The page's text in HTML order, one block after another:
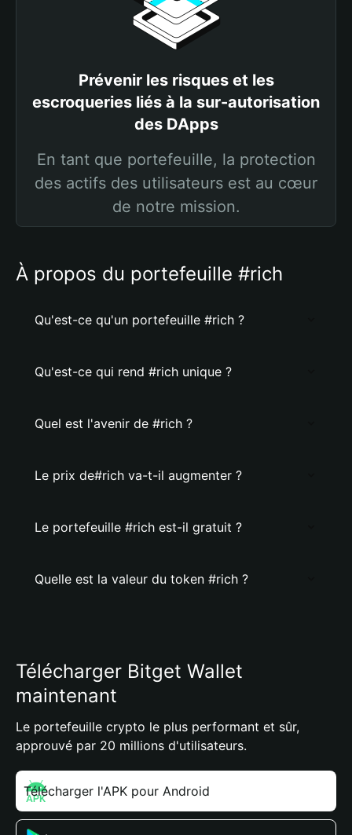
Prévenir les risques et les
escroqueries liés à la sur-autorisation
des DApps
En tant que portefeuille, la protection
des actifs des utilisateurs est au cœur
de notre mission.
À propos du portefeuille #rich
Qu'est-ce qu'un portefeuille #rich ?
Qu'est-ce qui rend #rich unique ?
Quel est l'avenir de #rich ?
Le prix de#rich va-t-il augmenter ?
Le portefeuille #rich est-il gratuit ?
Quelle est la valeur du token #rich ?
Télécharger Bitget Wallet
maintenant
Le portefeuille crypto le plus performant et sûr,
approuvé par 20 millions d'utilisateurs.
Télécharger l'APK pour Android